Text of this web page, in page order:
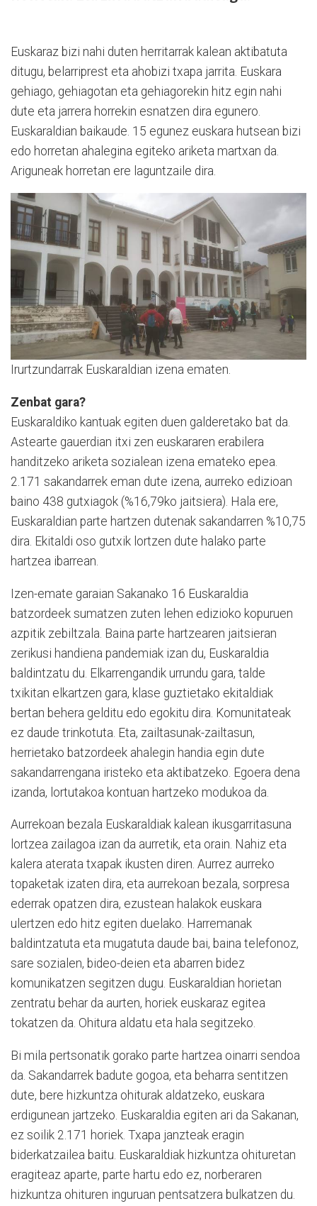
Euskaraz bizi nahi duten herritarrak kalean aktibatuta
ditugu, belarriprest eta ahobizi txapa jarrita. Euskara
gehiago, gehiagotan eta gehiagorekin hitz egin nahi
dute eta jarrera horrekin esnatzen dira egunero.
Euskaraldian baikaude. 15 egunez euskara hutsean bizi
edo horretan ahalegina egiteko ariketa martxan da.
Ariguneak horretan ere laguntzaile dira.
Irurtzundarrak Euskaraldian izena ematen.
Zenbat gara?
Euskaraldiko kantuak egiten duen galderetako bat da.
Astearte gauerdian itxi zen euskararen erabilera
handitzeko ariketa sozialean izena emateko epea.
2.171 sakandarrek eman dute izena, aurreko edizioan
baino 438 gutxiagok (%16,79ko jaitsiera). Hala ere,
Euskaraldian parte hartzen dutenak sakandarren %10,75
dira. Ekitaldi oso gutxik lortzen dute halako parte
hartzea ibarrean.
Izen-emate garaian Sakanako 16 Euskaraldia
batzordeek sumatzen zuten lehen edizioko kopuruen
azpitik zebiltzala. Baina parte hartzearen jaitsieran
zerikusi handiena pandemiak izan du, Euskaraldia
baldintzatu du. Elkarrengandik urrundu gara, talde
txikitan elkartzen gara, klase guztietako ekitaldiak
bertan behera gelditu edo egokitu dira. Komunitateak
ez daude trinkotuta. Eta, zailtasunak-zailtasun,
herrietako batzordeek ahalegin handia egin dute
sakandarrengana iristeko eta aktibatzeko. Egoera dena
izanda, lortutakoa kontuan hartzeko modukoa da.
Aurrekoan bezala Euskaraldiak kalean ikusgarritasuna
lortzea zailagoa izan da aurretik, eta orain. Nahiz eta
kalera aterata txapak ikusten diren. Aurrez aurreko
topaketak izaten dira, eta aurrekoan bezala, sorpresa
ederrak opatzen dira, ezustean halakok euskara
ulertzen edo hitz egiten duelako. Harremanak
baldintzatuta eta mugatuta daude bai, baina telefonoz,
sare sozialen, bideo-deien eta abarren bidez
komunikatzen segitzen dugu. Euskaraldian horietan
zentratu behar da aurten, horiek euskaraz egitea
tokatzen da. Ohitura aldatu eta hala segitzeko.
Bi mila pertsonatik gorako parte hartzea oinarri sendoa
da. Sakandarrek badute gogoa, eta beharra sentitzen
dute, bere hizkuntza ohiturak aldatzeko, euskara
erdigunean jartzeko. Euskaraldia egiten ari da Sakanan,
ez soilik 2.171 horiek. Txapa janzteak eragin
biderkatzailea baitu. Euskaraldiak hizkuntza ohituretan
eragiteaz aparte, parte hartu edo ez, norberaren
hizkuntza ohituren inguruan pentsatzera bulkatzen du.